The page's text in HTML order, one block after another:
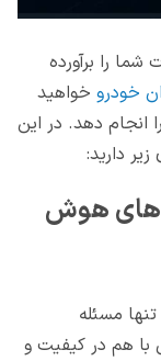
شما را برآورده
خودرو خواهید
انجام دهد. در این
دارید:
هوش
مسئله
هم در کیفیت و